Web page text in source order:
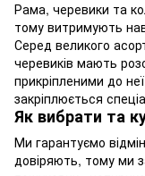
Рама, черевики та
тому витримують
Серед великого
черевиків мають
прикріпленими до
закріплюється
Як вибрати та
Ми гарантуємо
довіряють, тому ми